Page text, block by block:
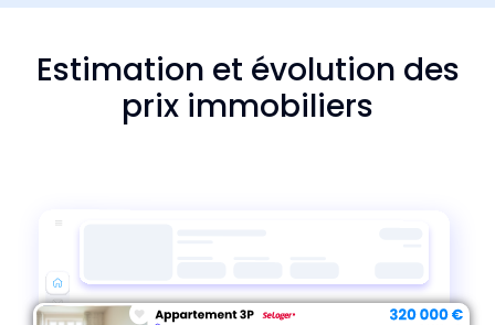
Estimation et évolution des
prix immobiliers